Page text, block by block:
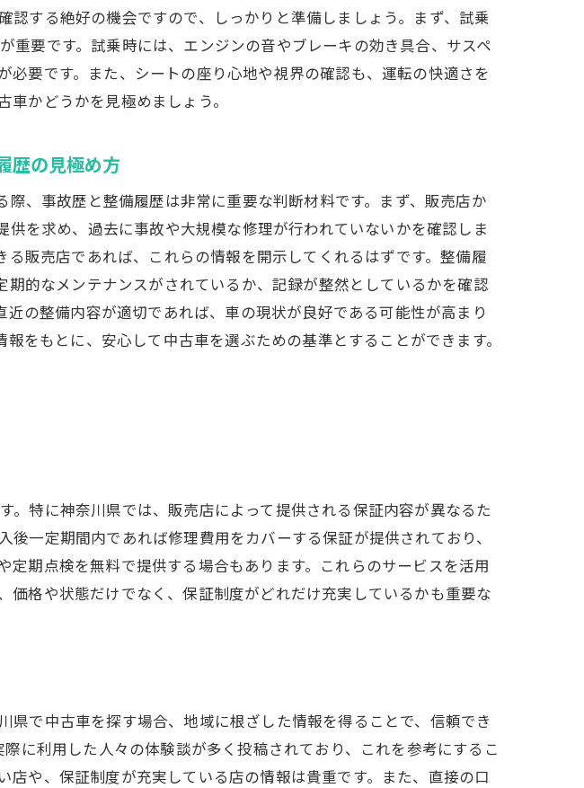
の対策
めのテクニック
びのコツ
ービスの活用
方
利点
入する方法
性
る方法
ぶ
おくべき注意点
ド
意点
立つ情報まとめ
紹介
する絶好の機会ですので、しっかりと準備しましょう。まず、試乗
要です。試乗時には、エンジンの音やブレーキの効き具合、サスペ
要です。また、シートの座り心地や視界の確認も、運転の快適さを
かどうかを見極めましょう。
歴の見極め方
際、事故歴と整備履歴は非常に重要な判断材料です。まず、販売店か
供を求め、過去に事故や大規模な修理が行われていないかを確認しま
る販売店であれば、これらの情報を開示してくれるはずです。整備履
期的なメンテナンスがされているか、記録が整然としているかを確認
近の整備内容が適切であれば、車の現状が良好である可能性が高まり
報をもとに、安心して中古車を選ぶための基準とすることができます。
特に神奈川県では、販売店によって提供される保証内容が異なるた
一定期間内であれば修理費用をカバーする保証が提供されており、
期点検を無料で提供する場合もあります。これらのサービスを活用
格や状態だけでなく、保証制度がどれだけ充実しているかも重要な
で中古車を探す場合、地域に根ざした情報を得ることで、信頼でき
に利用した人々の体験談が多く投稿されており、これを参考にするこ
や、保証制度が充実している店の情報は貴重です。また、直接の口